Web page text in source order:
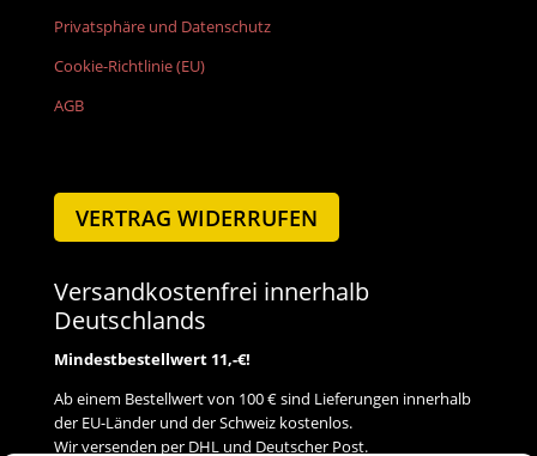
Privatsphäre und Datenschutz
Cookie-Richtlinie (EU)
AGB
VERTRAG WIDERRUFEN
Versandkostenfrei innerhalb
Deutschlands
Mindestbestellwert 11,-€!
Ab einem Bestellwert von 100 € sind Lieferungen innerhalb
der EU-Länder und der Schweiz kostenlos.
Wir versenden per DHL und Deutscher Post.